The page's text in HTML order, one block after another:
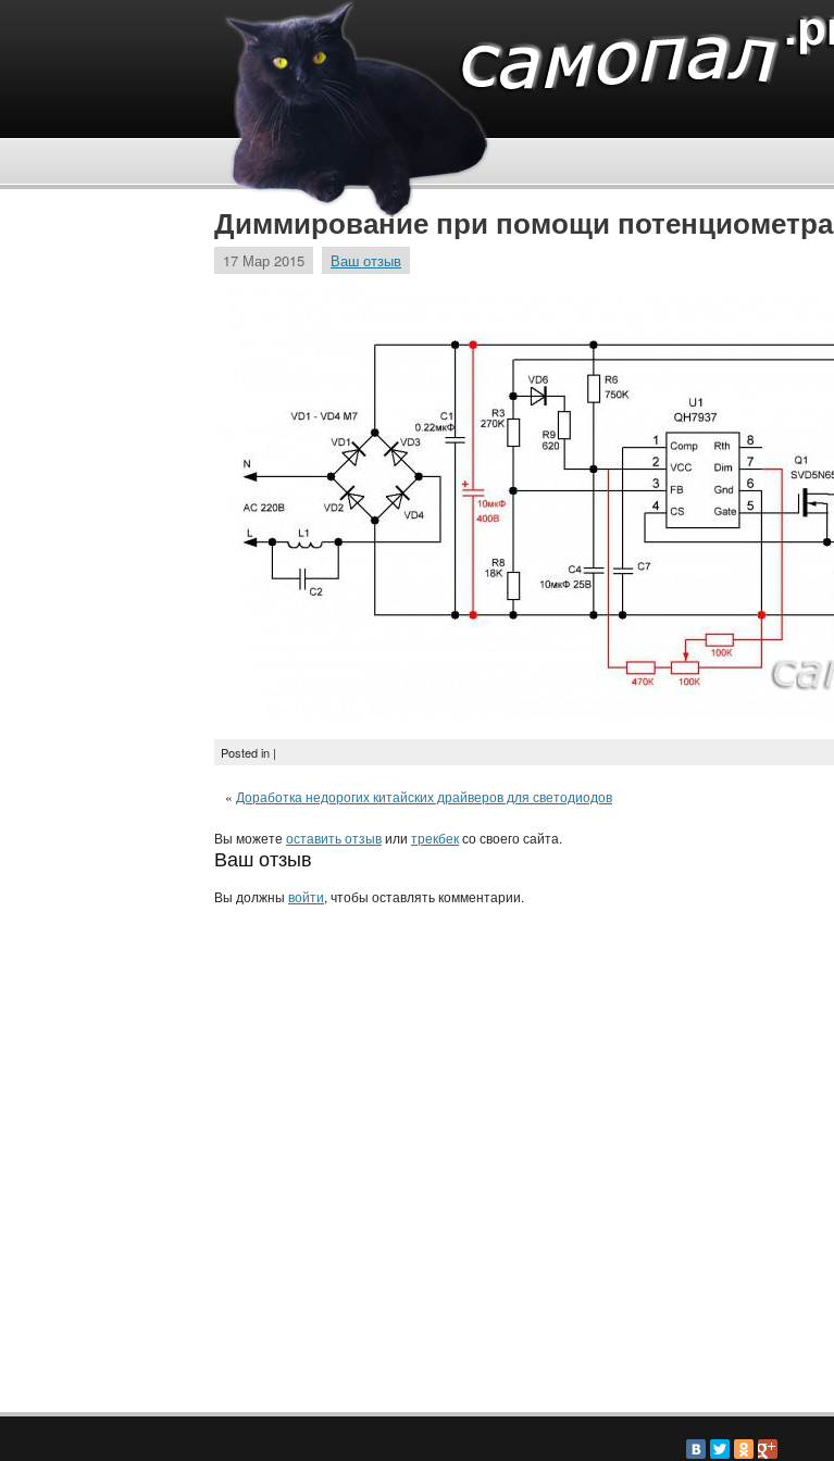
Диммирование при помощи потенциометра
17 Мар 2015 Ваш отзыв
Posted in |
« Доработка недорогих китайских драйверов для светодиодов
Вы можете оставить отзывили трекбексо своего сайта.
Ваш отзыв
Вы должны войти, чтобы оставлять комментарии.